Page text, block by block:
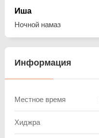
Иша
Ночной намаз
Информация
Местное время
Хиджра